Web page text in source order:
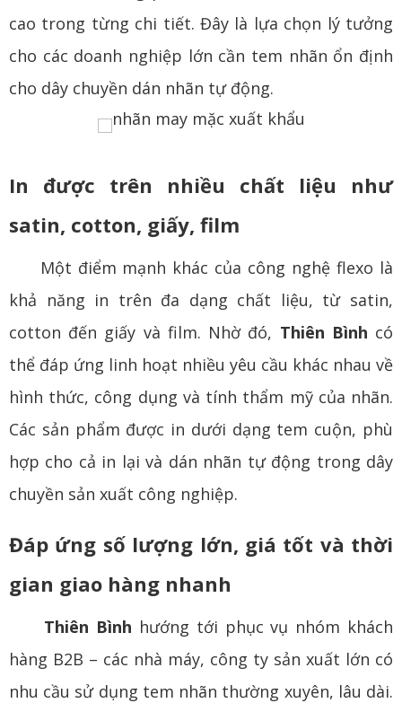
cao trong từng chi tiết. Đây là lựa chọn lý tưởng
cho các doanh nghiệp lớn cần tem nhãn ổn định
cho dây chuyền dán nhãn tự động.
In được trên nhiều chất liệu như
satin, cotton, giấy, film
Một điểm mạnh khác của công nghệ flexo là
khả năng in trên đa dạng chất liệu, từ satin,
cotton đến giấy và film. Nhờ đó, Thiên Bình có
thể đáp ứng linh hoạt nhiều yêu cầu khác nhau về
hình thức, công dụng và tính thẩm mỹ của nhãn.
Các sản phẩm được in dưới dạng tem cuộn, phù
hợp cho cả in lại và dán nhãn tự động trong dây
chuyền sản xuất công nghiệp.
Đáp ứng số lượng lớn, giá tốt và thời
gian giao hàng nhanh
Thiên Bình hướng tới phục vụ nhóm khách
hàng B2B – các nhà máy, công ty sản xuất lớn có
nhu cầu sử dụng tem nhãn thường xuyên, lâu dài.